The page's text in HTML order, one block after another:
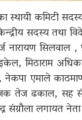
स्थायी कमिटी
सदस्य तथा
नारायण सिलवाल ,
मिठाराम
नेकपा एमाले
तेज ढकाल, सह
लगायत